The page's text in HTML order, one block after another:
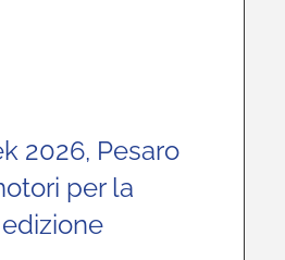
2026, Pesaro
per la